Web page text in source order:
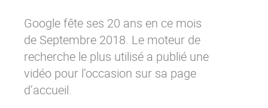
No code
Intégrations
IA maitrisée
Architecture
Google fête ses 20 ans en ce mois
de Septembre 2018. Le moteur de
recherche le plus utilisé a publié une
vidéo pour l’occasion sur sa page
d’accueil.